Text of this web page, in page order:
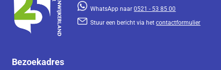
WhatsApp naar0521 - 53 85 00
Stuur een bericht via hetcontactformulier
Bezoekadres